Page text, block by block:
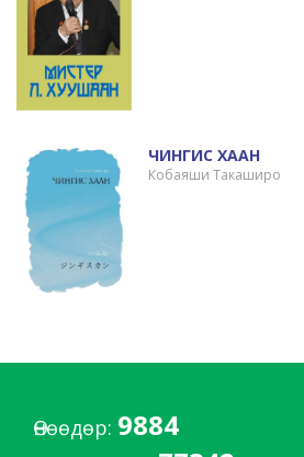
ЧИНГИС ХААН
Кобаяши Такаширо
Өнөөдөр: 9884